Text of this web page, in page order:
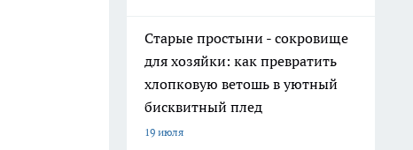
Старые простыни - сокровище
для хозяйки: как превратить
хлопковую ветошь в уютный
бисквитный плед
19 июля